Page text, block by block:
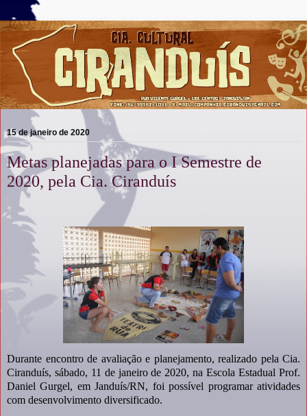
15 de janeiro de 2020
Metas planejadas para o I Semestre de
2020, pela Cia. Ciranduís
Durante encontro de avaliação e planejamento, realizado pela Cia.
Ciranduís, sábado, 11 de janeiro de 2020, na Escola Estadual Prof.
Daniel Gurgel, em Janduís/RN, foi possível programar atividades
com desenvolvimento diversificado.